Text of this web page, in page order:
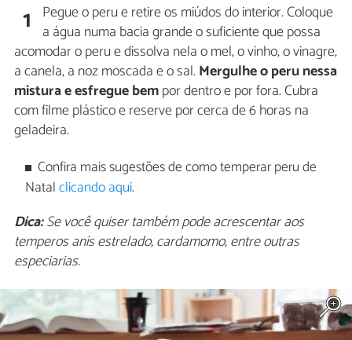
1 Pegue o peru e retire os miúdos do interior. Coloque
a água numa bacia grande o suficiente que possa
acomodar o peru e dissolva nela o mel, o vinho, o vinagre,
a canela, a noz moscada e o sal. Mergulhe o peru nessa
mistura e esfregue bempor dentro e por fora. Cubra
com filme plástico e reserve por cerca de 6 horas na
geladeira.
Confira mais sugestões de como temperar peru de
Natalclicando aqui.
Dica:Se você quiser também pode acrescentar aos
temperos anis estrelado, cardamomo, entre outras
especiarias.